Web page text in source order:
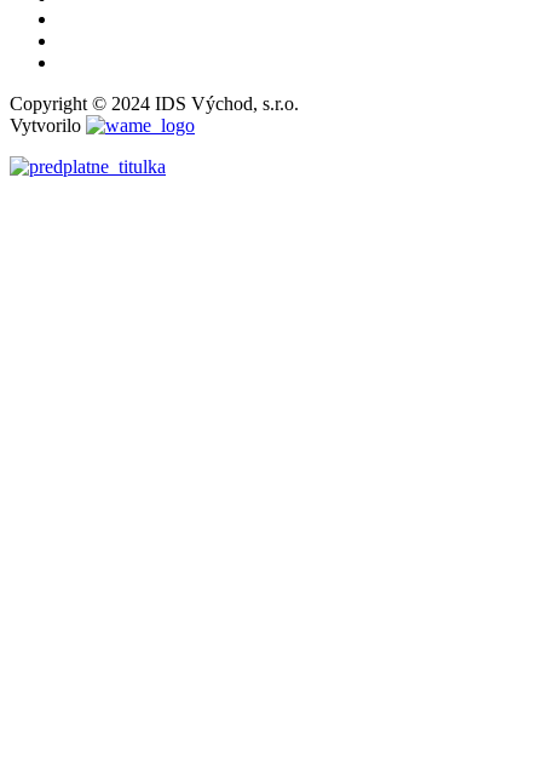
Copyright © 2024 IDS Východ, s.r.o.
Vytvorilo